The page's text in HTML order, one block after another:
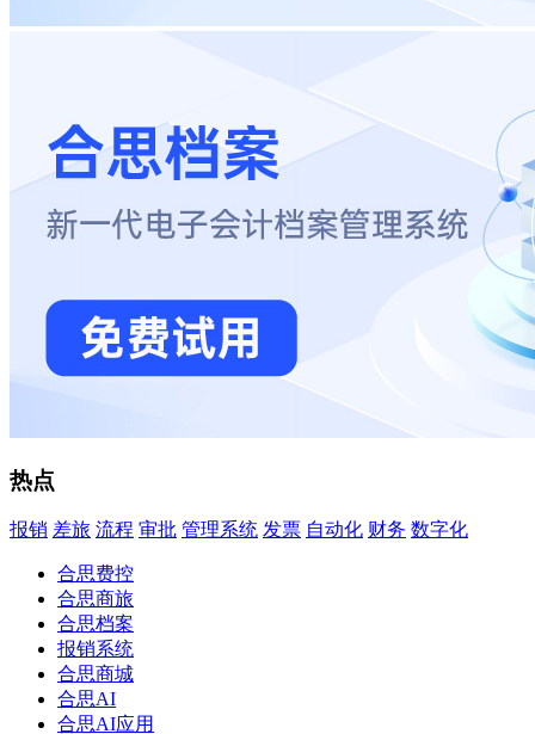
热点
报销 差旅 流程 审批 管理系统 发票 自动化 财务 数字化
合思费控
合思商旅
合思档案
报销系统
合思商城
合思AI
合思AI应用